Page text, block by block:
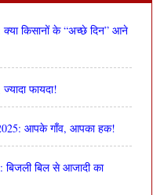
किसानों के “अच्छे दिन” आने
फायदा!
आपके गाँव, आपका हक!
बिल से आजादी का